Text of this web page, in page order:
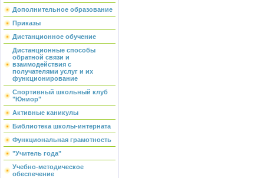
Дополнительное образование
Приказы
Дистанционное обучение
Дистанционные способы
обратной связи и
взаимодействия с
получателями услуг и их
функционирование
Спортивный школьный клуб
"Юниор"
Активные каникулы
Библиотека школы-интерната
Функциональная грамотность
"Учитель года"
Учебно-методическое
обеспечение